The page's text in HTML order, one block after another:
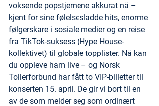
voksende popstjernene akkurat nå –
kjent for sine følelsesladde hits, enorme
følgerskare i sosiale medier og en reise
fra TikTok-suksess (Hype House-
kollektivet) til globale topplister. Nå kan
du oppleve ham live – og Norsk
Tollerforbund har fått to VIP-billetter til
konserten 15. april. De gir vi bort til en
av de som melder seg som ordinært